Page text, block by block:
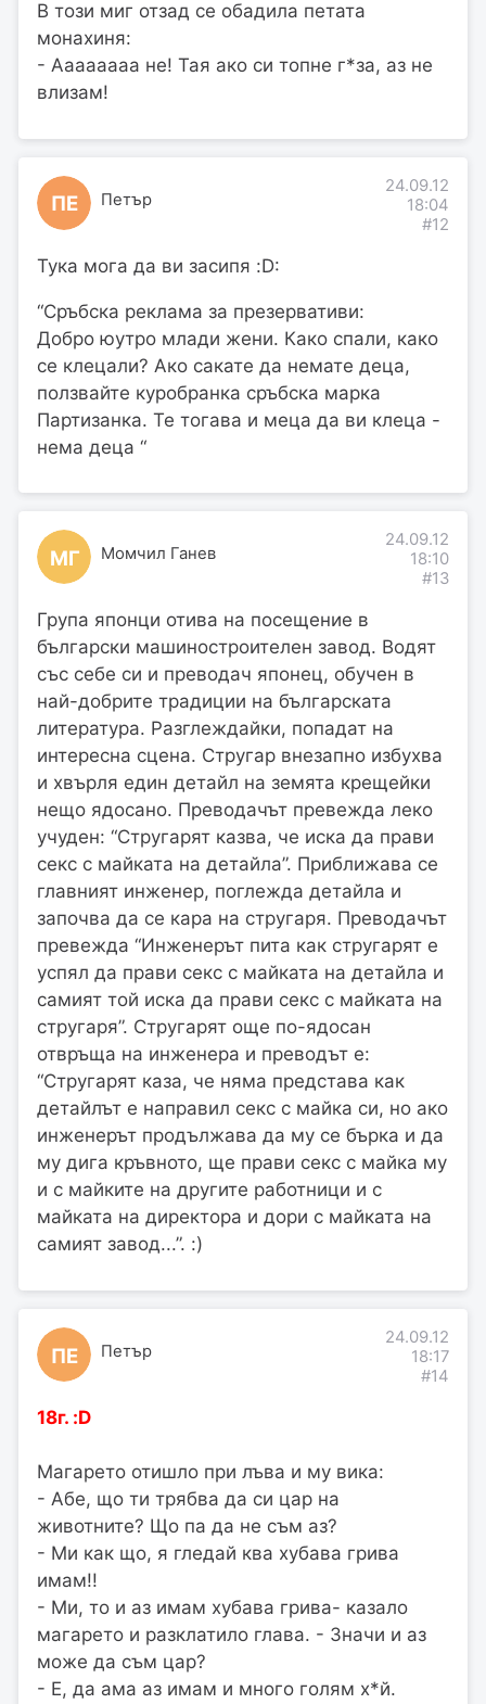
В този миг отзад се обадила петата
монахиня:
- Аааааааа не! Тая ако си топне г*за, аз не
влизам!
ПЕ Петър
24.09.12
18:04
#12
Тука мога да ви засипя :D:
“Сръбска реклама за презервативи:
Добро юутро млади жени. Како спали, како
се клецали? Ако сакате да немате деца,
ползвайте куробранка сръбска марка
Партизанка. Те тогава и меца да ви клеца -
нема деца “
МГ Момчил Ганев
24.09.12
18:10
#13
Група японци отива на посещение в
български машиностроителен завод. Водят
със себе си и преводач японец, обучен в
най-добрите традиции на българската
литература. Разглеждайки, попадат на
интересна сцена. Стругар внезапно избухва
и хвърля един детайл на земята крещейки
нещо ядосано. Преводачът превежда леко
учуден: “Стругарят казва, че иска да прави
секс с майката на детайла”. Приближава се
главният инженер, поглежда детайла и
започва да се кара на стругаря. Преводачът
превежда “Инженерът пита как стругарят е
успял да прави секс с майката на детайла и
самият той иска да прави секс с майката на
стругаря”. Стругарят още по-ядосан
отвръща на инженера и преводът е:
“Стругарят каза, че няма представа как
детайлът е направил секс с майка си, но ако
инженерът продължава да му се бърка и да
му дига кръвното, ще прави секс с майка му
и с майките на другите работници и с
майката на директора и дори с майката на
самият завод...”. :)
ПЕ Петър
24.09.12
18:17
#14
18г. :D
Магарето отишло при лъва и му вика:
- Абе, що ти трябва да си цар на
животните? Що па да не съм аз?
- Ми как що, я гледай ква хубава грива
имам!!
- Ми, то и аз имам хубава грива- казало
магарето и разклатило глава. - Значи и аз
може да съм цар?
- Е, да ама аз имам и много голям х*й.